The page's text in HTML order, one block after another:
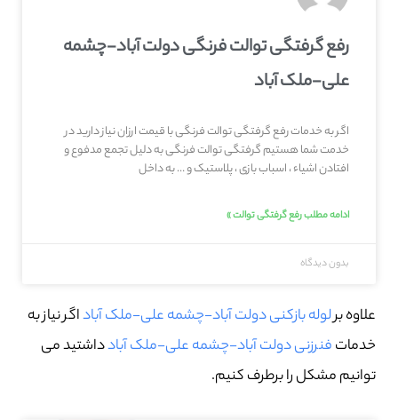
رفع گرفتگی توالت فرنگی دولت آباد-چشمه
علی-ملک آباد
اگر به خدمات رفع گرفتگی توالت فرنگی با قیمت ارزان نیاز دارید در
خدمت شما هستیم گرفتگی توالت فرنگی به دلیل تجمع مدفوع و
افتادن اشیاء ، اسباب بازی ، پلاستیک و … به داخل
ادامه مطلب رفع گرفتگی توالت »
بدون دیدگاه
علاوه برلوله بازکنی دولت آباد-چشمه علی-ملک آباداگر نیاز به
خدماتفنرزنی دولت آباد-چشمه علی-ملک آبادداشتید می
توانیم مشکل را برطرف کنیم.